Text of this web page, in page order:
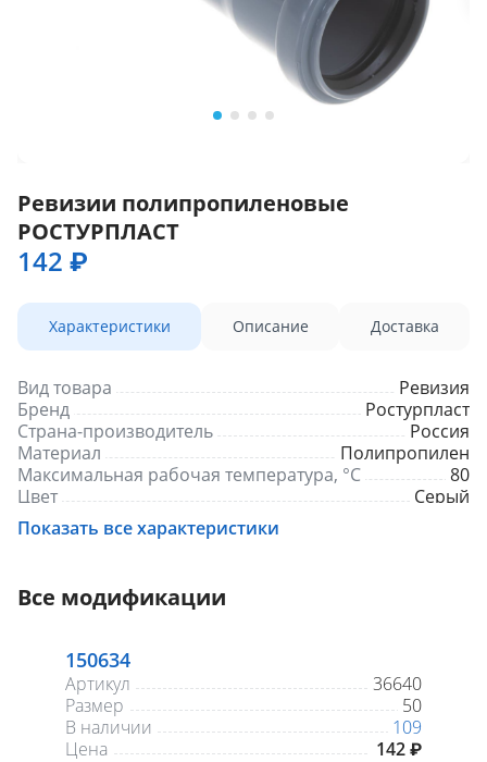
Ревизии полипропиленовые
РОСТУРПЛАСТ
142 ₽
Характеристики Описание Доставка
Вид товара
Ревизия
Бренд
Ростурпласт
Страна-производитель
Россия
Материал
Полипропилен
Максимальная рабочая температура, °С
80
Цвет
Серый
Показать все характеристики
Все модификации
150634
Артикул
36640
Размер
50
В наличии
109
Цена
142 ₽